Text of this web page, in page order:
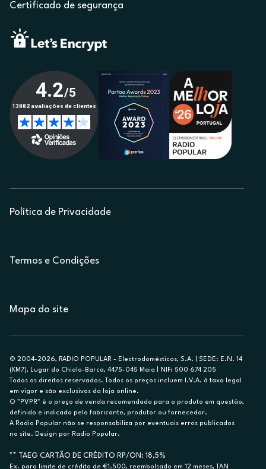
Certificado de segurança
Política de Privacidade
Termos e Condições
Mapa do site
© 2004-2026, RADIO POPULAR - Electrodomésticos, S.A. | SEDE: E.N. 14
(KM7), Lugar do Chiolo-Barca, 4475-045 Maia | NIF: 500 674 205
Todos os direitos reservados. Todos os preços incluem I.V.A. à taxa legal
em vigor e são exclusivos da loja online.
O "PVPR" é o preço de venda recomendado para o produto em questão,
definido e indicado pelo fabricante, produtor ou fornecedor.
A Radio Popular não se responsabiliza por eventuais erros publicados
no site. Design por Radio Popular.
** TAEG CARTÃO DE CRÉDITO RP/ON: 18,5%
Ex. para limite de crédito de €1.500, reembolsado em 12 meses, TAN